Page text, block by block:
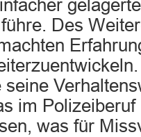
Des
im Polizeiberuf
was für